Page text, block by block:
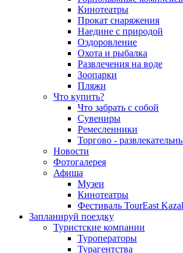
Кинотеатры
Прокат снаряжения
Наедине с природой
Оздоровление
Охота и рыбалка
Развлечения на воде
Зоопарки
Пляжи
Что купить?
Что забрать с собой
Сувениры
Ремесленники
Торгово -
Новости
Фотогалерея
Афиша
Музеи
Кинотеатры
Фестиваль TourEast
Запланируй поездку
Туристские компании
Туроператоры
Турагентства